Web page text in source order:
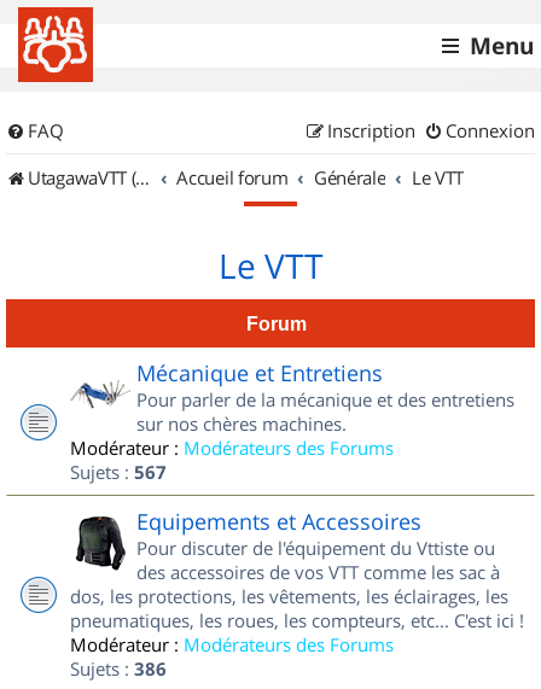
Menu
FAQ Connexion
Inscription
UtagawaVTT (Randos VTT et VTTAE avec traces GPS)
Accueil forum Générale Le VTT
Le VTT
Forum
Mécanique et Entretiens
Pour parler de la mécanique et des entretiens
sur nos chères machines.
Modérateur : Modérateurs des Forums
Sujets : 567
Equipements et Accessoires
Pour discuter de l'équipement du Vttiste ou
des accessoires de vos VTT comme les sac à
dos, les protections, les vêtements, les éclairages, les
pneumatiques, les roues, les compteurs, etc... C'est ici !
Modérateur : Modérateurs des Forums
Sujets : 386